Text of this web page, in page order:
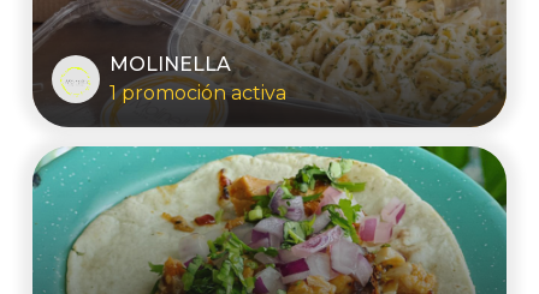
MOLINELLA
1 promoción activa